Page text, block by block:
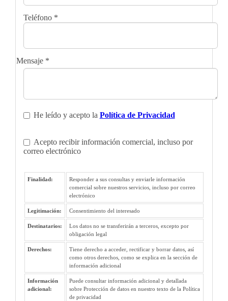
Teléfono *
Mensaje *
He leído y acepto la Política de Privacidad
Acepto recibir información comercial, incluso por
correo electrónico
Finalidad:
Responder a sus consultas y enviarle información
comercial sobre nuestros servicios, incluso por correo
electrónico
Legitimación: Consentimiento del interesado
Destinatarios:
Los datos no se transferirán a terceros, excepto por
obligación legal
Derechos:
Tiene derecho a acceder, rectificar y borrar datos, así
como otros derechos, como se explica en la sección de
información adicional
Información
adicional:
Puede consultar información adicional y detallada
sobre Protección de datos en nuestro texto de la Política
de privacidad